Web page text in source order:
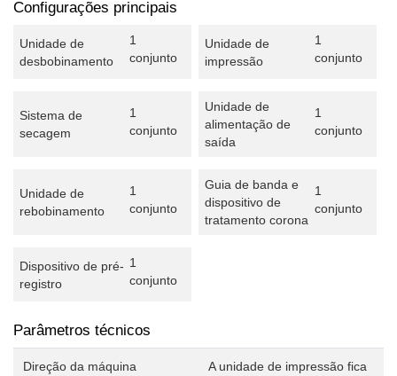
Configurações principais
Unidade de
desbobinamento
1
conjunto
Unidade de
impressão
1
conjunto
Sistema de
secagem
1
conjunto
Unidade de
alimentação de
saída
1
conjunto
Unidade de
rebobinamento
1
conjunto
Guia de banda e
dispositivo de
tratamento corona
1
conjunto
Dispositivo de pré-
registro
1
conjunto
Parâmetros técnicos
Direção da máquina
A unidade de impressão fica